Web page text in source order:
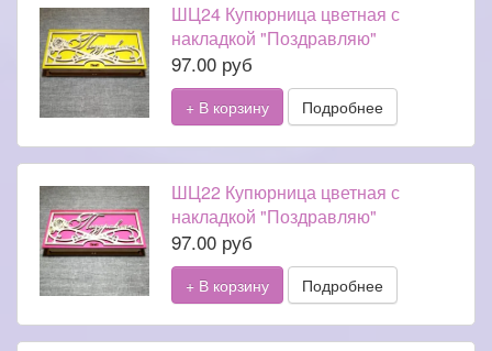
ШЦ24 Купюрница цветная с
накладкой "Поздравляю"
97.00 руб
+ В корзину Подробнее
ШЦ22 Купюрница цветная с
накладкой "Поздравляю"
97.00 руб
+ В корзину Подробнее